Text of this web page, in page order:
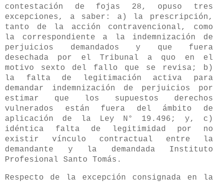
contestación de fojas 28, opuso tres
excepciones, a saber: a) la prescripción,
tanto de la acción contravencional, como
la correspondiente a la indemnización de
perjuicios demandados y que fuera
desechada por el Tribunal a quo en el
motivo sexto del fallo que se revisa; b)
la falta de legitimación activa para
demandar indemnización de perjuicios por
estimar que los supuestos derechos
vulnerados están fuera del ámbito de
aplicación de la Ley N° 19.496; y, c)
idéntica falta de legitimidad por no
existir vínculo contractual entre la
demandante y la demandada Instituto
Profesional Santo Tomás.
Respecto de la excepción consignada en la